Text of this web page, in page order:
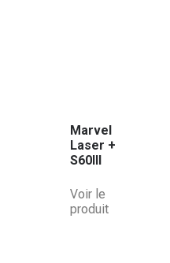
Marvel
Laser +
S60III
Voir le
produit